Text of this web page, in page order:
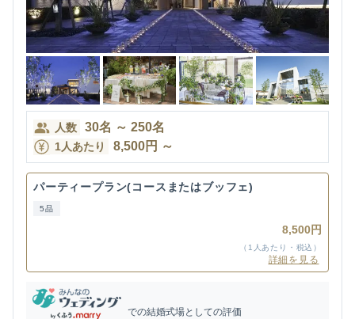
人数 30名 ～ 250名
1人あたり 8,500円 ～
パーティープラン(コースまたはブッフェ)
5品
8,500円
（1人あたり・税込）
詳細を見る
での結婚式場としての評価